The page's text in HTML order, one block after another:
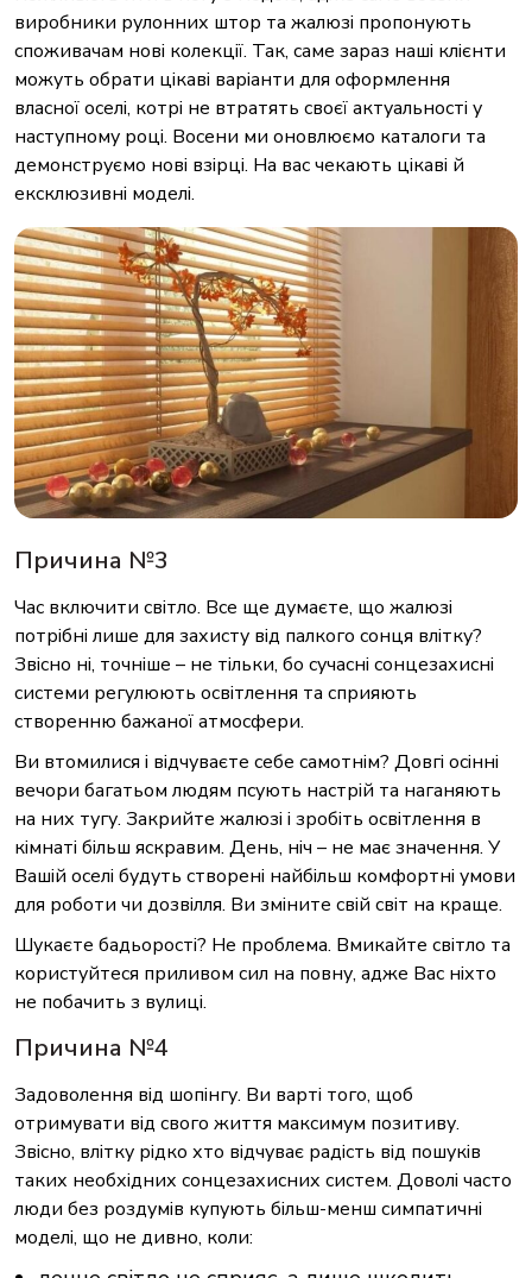
виробники рулонних штор та жалюзі пропонують
споживачам нові колекції. Так, саме зараз наші клієнти
можуть обрати цікаві варіанти для оформлення
власної оселі, котрі не втратять своєї актуальності у
наступному році. Восени ми оновлюємо каталоги та
демонструємо нові взірці. На вас чекають цікаві й
ексклюзивні моделі.
Причина №3
Час включити світло. Все ще думаєте, що жалюзі
потрібні лише для захисту від палкого сонця влітку?
Звісно ні, точніше – не тільки, бо сучасні сонцезахисні
системи регулюють освітлення та сприяють
створенню бажаної атмосфери.
Ви втомилися і відчуваєте себе самотнім? Довгі осінні
вечори багатьом людям псують настрій та наганяють
на них тугу. Закрийте жалюзі і зробіть освітлення в
кімнаті більш яскравим. День, ніч – не має значення. У
Вашій оселі будуть створені найбільш комфортні умови
для роботи чи дозвілля. Ви зміните свій світ на краще.
Шукаєте бадьорості? Не проблема. Вмикайте світло та
користуйтеся приливом сил на повну, адже Вас ніхто
не побачить з вулиці.
Причина №4
Задоволення від шопінгу. Ви варті того, щоб
отримувати від свого життя максимум позитиву.
Звісно, влітку рідко хто відчуває радість від пошуків
таких необхідних сонцезахисних систем. Доволі часто
люди без роздумів купують більш-менш симпатичні
моделі, що не дивно, коли: